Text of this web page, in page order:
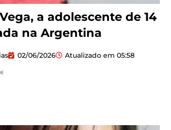
a adolescente de 14
na Argentina
02/06/2026 Atualizado em 05:58